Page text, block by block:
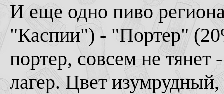
И еще одно пиво
"Каспии") - "Портер"
портер, совсем не
лагер. Цвет